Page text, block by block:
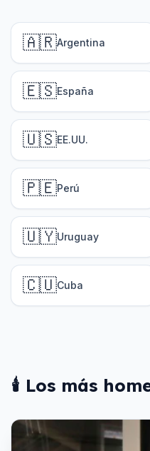
🇦🇷Argentina
🇪🇸España
🇺🇸EE.UU.
🇵🇪Perú
🇺🇾Uruguay
🇨🇺Cuba
🕯️ Los más